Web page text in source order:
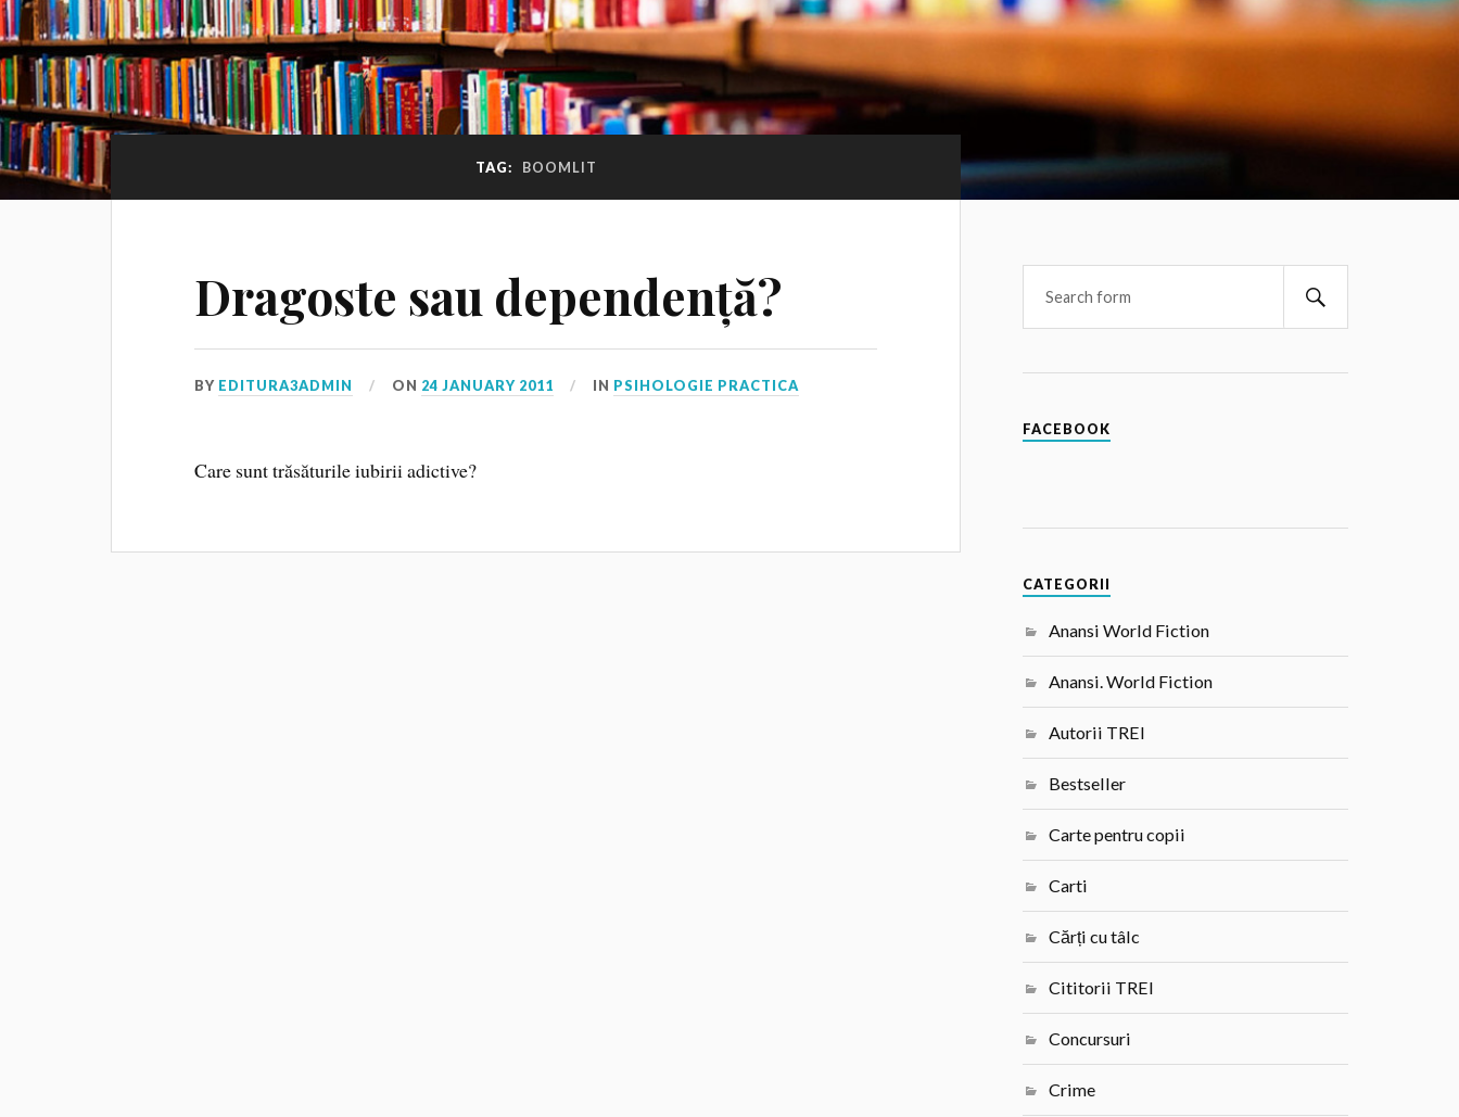
TAG: BOOMLIT
Dragoste sau dependență?
BY EDITURA3ADMIN ON 24 JANUARY 2011 IN PSIHOLOGIE PRACTICA
Care sunt trăsăturile iubirii adictive?
FACEBOOK
CATEGORII
Anansi World Fiction
Anansi. World Fiction
Autorii TREI
Bestseller
Carte pentru copii
Carti
Cărți cu tâlc
Cititorii TREI
Concursuri
Crime